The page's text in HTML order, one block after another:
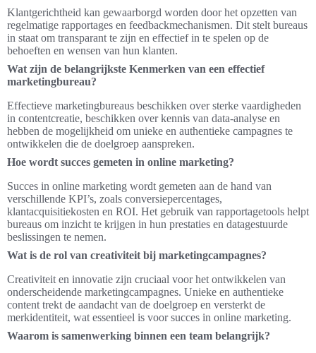
Klantgerichtheid kan gewaarborgd worden door het opzetten van
regelmatige rapportages en feedbackmechanismen. Dit stelt bureaus
in staat om transparant te zijn en effectief in te spelen op de
behoeften en wensen van hun klanten.
Wat zijn de belangrijkste Kenmerken van een effectief
marketingbureau?
Effectieve marketingbureaus beschikken over sterke vaardigheden
in contentcreatie, beschikken over kennis van data-analyse en
hebben de mogelijkheid om unieke en authentieke campagnes te
ontwikkelen die de doelgroep aanspreken.
Hoe wordt succes gemeten in online marketing?
Succes in online marketing wordt gemeten aan de hand van
verschillende KPI’s, zoals conversiepercentages,
klantacquisitiekosten en ROI. Het gebruik van rapportagetools helpt
bureaus om inzicht te krijgen in hun prestaties en datagestuurde
beslissingen te nemen.
Wat is de rol van creativiteit bij marketingcampagnes?
Creativiteit en innovatie zijn cruciaal voor het ontwikkelen van
onderscheidende marketingcampagnes. Unieke en authentieke
content trekt de aandacht van de doelgroep en versterkt de
merkidentiteit, wat essentieel is voor succes in online marketing.
Waarom is samenwerking binnen een team belangrijk?